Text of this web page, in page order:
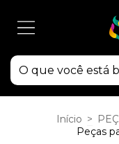
Início >
Peças